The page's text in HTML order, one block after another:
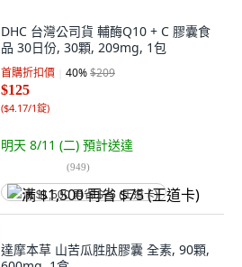
DHC 台灣公司貨 輔酶Q10 + C 膠囊食
品 30日份, 30顆, 209mg, 1包
首購折扣價 40%$209
$125
($4.17/1錠)
明天 8/11 (二) 預計送達
(949)
满 $1,500 再省 $75 (王道卡)
達摩本草 山苦瓜胜肽膠囊 全素, 90顆,